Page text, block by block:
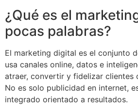
¿Qué es el
pocas palabras?
El marketing digital es el conjunto
usa canales online, datos e
atraer, convertir y fidelizar clientes
No es solo publicidad en internet,
integrado orientado a resultados.